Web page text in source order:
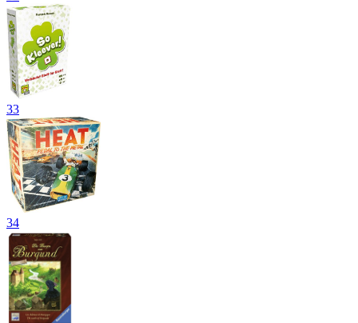
33
34